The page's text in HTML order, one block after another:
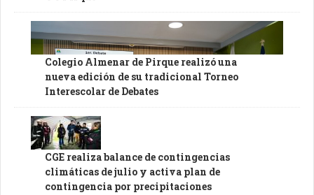
Colegio Almenar de Pirque realizó una
nueva edición de su tradicional Torneo
Interescolar de Debates
CGE realiza balance de contingencias
climáticas de julio y activa plan de
contingencia por precipitaciones